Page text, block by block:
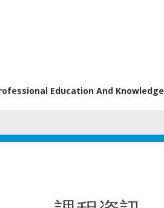
Education And Knowledge